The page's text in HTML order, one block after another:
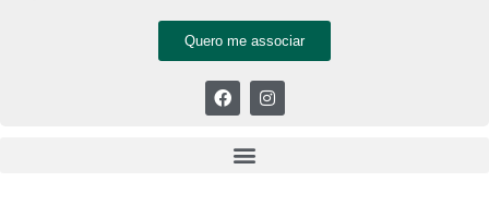
Quero me associar